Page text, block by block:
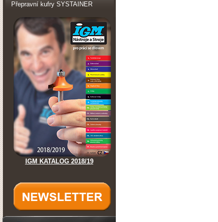
Přepravní kufry SYSTAINER
IGM KATALOG 2018/19